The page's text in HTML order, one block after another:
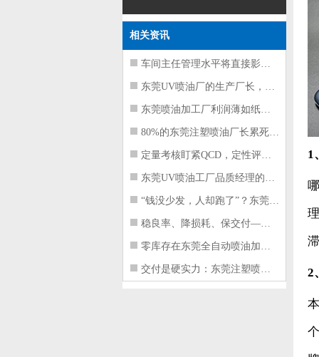
相关资讯
车间主任管理水平将直接影响东莞注塑件
东莞UV喷油厂的生产厂长，到底在给工
东莞喷油加工厂利润薄如纸？这四项基本
80%的东莞注塑喷油厂长累死累活，利
定量考核盯紧QCD，定性评价看好配合
东莞UV喷油工厂品质经理的四项核心管
“钱没少发，人却跑了”？东莞注塑喷油
稳良率、降损耗、保交付——东莞这家U
零库存在东莞全自动喷油加工厂不可行的
交付是硬实力：东莞注塑喷油厂如何用齐
1
2